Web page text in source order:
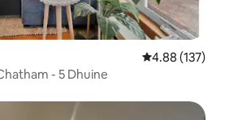
Meánrátáil
4.88 (137)
- 5 Dhuine